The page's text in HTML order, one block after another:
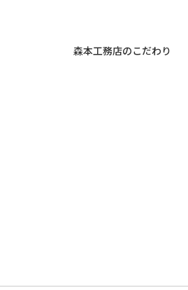
森本工務店のこだわり